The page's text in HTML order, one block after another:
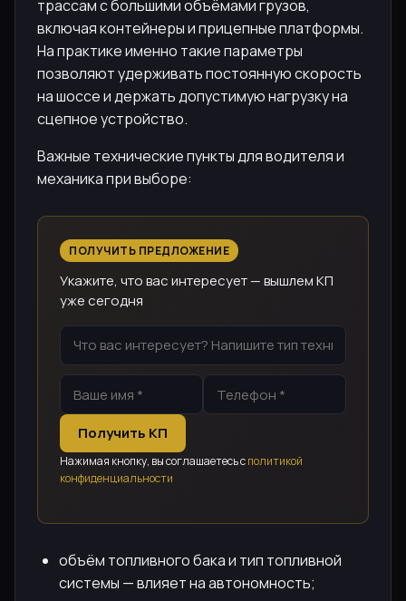
трассам с большими объёмами грузов,
включая контейнеры и прицепные платформы.
На практике именно такие параметры
позволяют удерживать постоянную скорость
на шоссе и держать допустимую нагрузку на
сцепное устройство.
Важные технические пункты для водителя и
механика при выборе:
ПОЛУЧИТЬ ПРЕДЛОЖЕНИЕ
Укажите, что вас интересует — вышлем КП
уже сегодня
Получить КП
Нажимая кнопку, вы соглашаетесь сполитикой
конфиденциальности
объём топливного бака и тип топливной
системы — влияет на автономность;